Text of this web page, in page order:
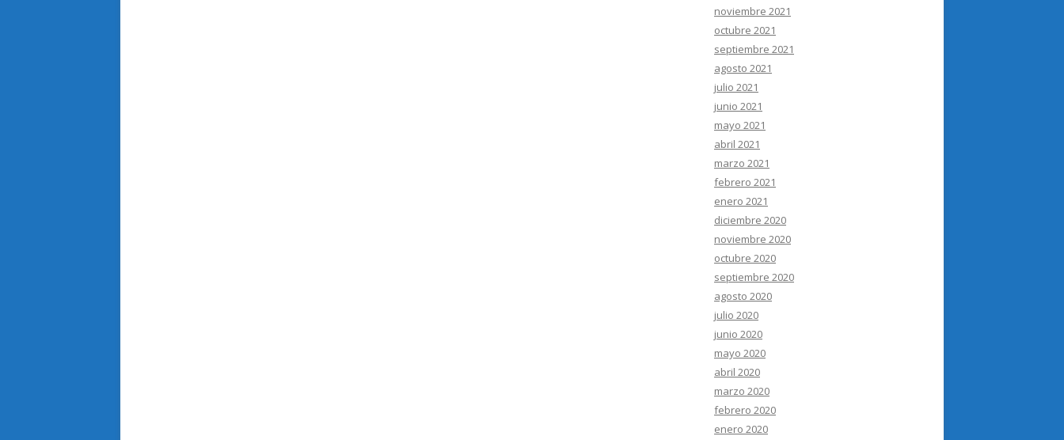
noviembre 2021
octubre 2021
septiembre 2021
agosto 2021
julio 2021
junio 2021
mayo 2021
abril 2021
marzo 2021
febrero 2021
enero 2021
diciembre 2020
noviembre 2020
octubre 2020
septiembre 2020
agosto 2020
julio 2020
junio 2020
mayo 2020
abril 2020
marzo 2020
febrero 2020
enero 2020